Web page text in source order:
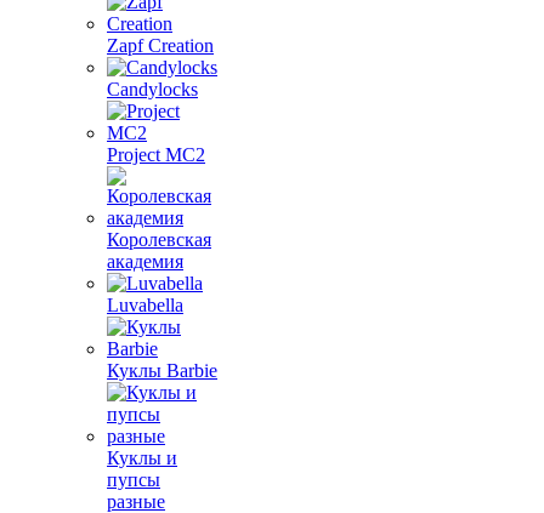
Zapf Creation
Candylocks
Project MС2
Королевская
академия
Luvabella
Куклы Barbie
Куклы и
пупсы
разные